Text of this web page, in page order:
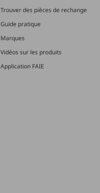
Trouver des pièces de rechange
Guide pratique
Marques
Vidéos sur les produits
Application FAIE